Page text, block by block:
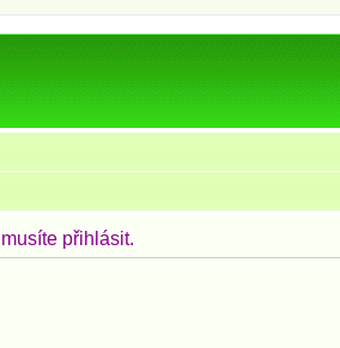
přihlásit.